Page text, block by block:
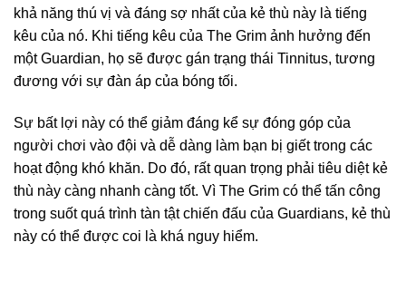
khả năng thú vị và đáng sợ nhất của kẻ thù này là tiếng
kêu của nó. Khi tiếng kêu của The Grim ảnh hưởng đến
một Guardian, họ sẽ được gán trạng thái Tinnitus, tương
đương với sự đàn áp của bóng tối.
Sự bất lợi này có thể giảm đáng kể sự đóng góp của
người chơi vào đội và dễ dàng làm bạn bị giết trong các
hoạt động khó khăn. Do đó, rất quan trọng phải tiêu diệt kẻ
thù này càng nhanh càng tốt. Vì The Grim có thể tấn công
trong suốt quá trình tàn tật chiến đấu của Guardians, kẻ thù
này có thể được coi là khá nguy hiểm.